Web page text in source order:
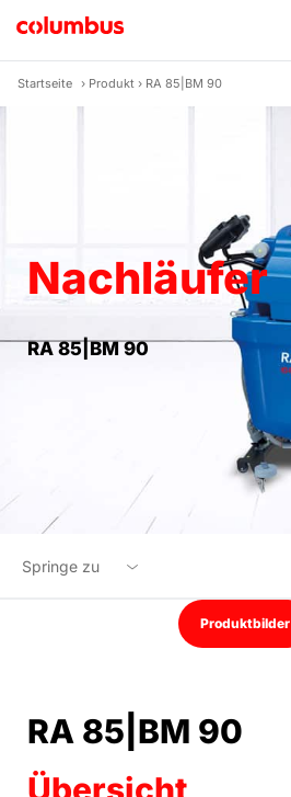
Inhalt
springen
Startseite › Produkt › RA 85|BM 90
Nachläufer
RA 85|BM 90
Springe zu
Produktbilder
RA 85|BM 90